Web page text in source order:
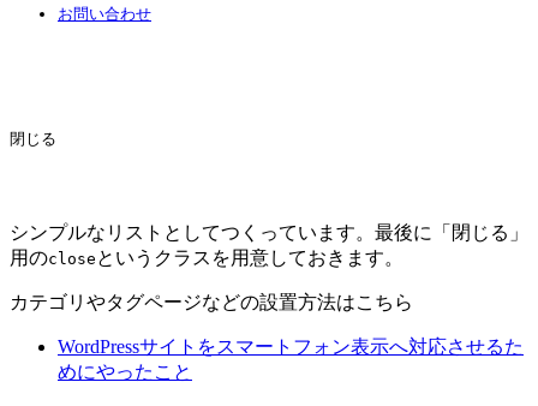
お問い合わせ
閉じる
シンプルなリストとしてつくっています。最後に「閉じる」
用のclose というクラスを用意しておきます。
カテゴリやタグページなどの設置方法はこちら
WordPressサイトをスマートフォン表示へ対応させるた
めにやったこと